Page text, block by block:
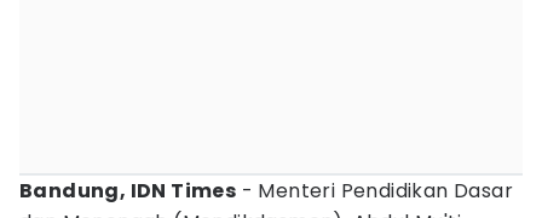
Bandung, IDN Times - Menteri Pendidikan Dasar